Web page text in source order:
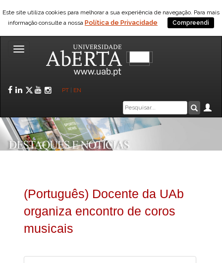
Este site utiliza cookies para melhorar a sua experiência de navegação. Para mais
informação consulte a nossa Política de Privacidade Compreendi
Toggle
Facebook
LinkedIn
Twitter
YouTube
Instagram
PT EN
Caixa
de
pesquisa
(Português) Docente da UAb
organiza encontro de coros
musicais